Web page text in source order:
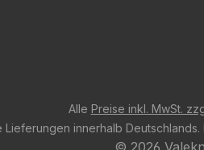
Alle Preise inkl. MwSt.
Lieferungen innerhalb